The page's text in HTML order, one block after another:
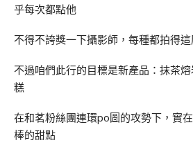
乎每次都點他
不得不誇獎一下攝影師，每種都拍得
不過咱們此行的目標是新產品：抹茶
糕
在和茗粉絲團連環po圖的攻勢下，實
棒的甜點